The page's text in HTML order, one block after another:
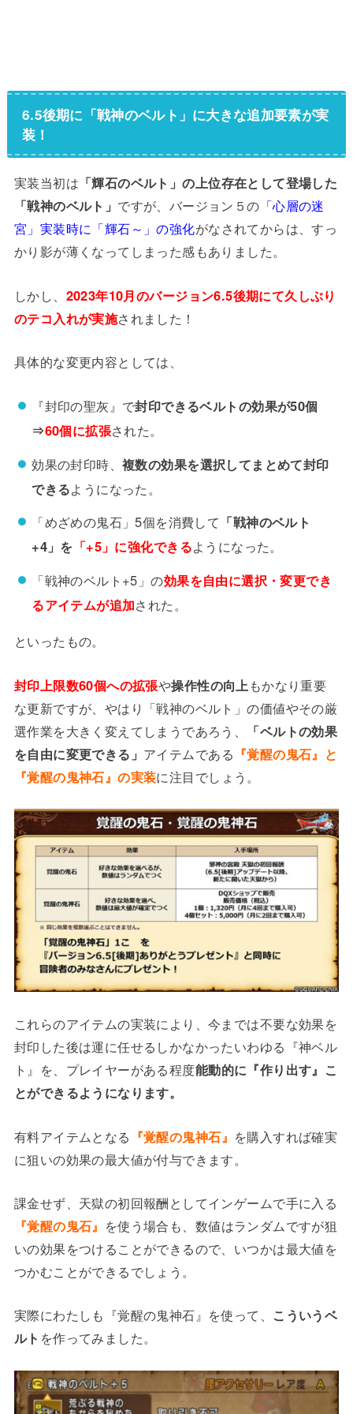
6.5後期に「戦神のベルト」に大きな追加要素が実
装！
実装当初は 「輝石のベルト」の上位存在として登場した
「戦神のベルト」 ですが、バージョン５の 「心層の迷
宮」実装時に「輝石～」の強化がなされてからは、すっ
かり影が薄くなってしまった感もありました。
しかし、 2023年10月のバージョン6.5後期にて久しぶり
のテコ入れが実施されました！
具体的な変更内容としては、
『封印の聖灰』で封印できるベルトの効果が50個
⇒60個に拡張された。
効果の封印時、複数の効果を選択してまとめて封印
できるようになった。
「めざめの鬼石」5個を消費して 「戦神のベルト
+4」を 「+5」に強化できるようになった。
「戦神のベルト+5」の効果を自由に選択・変更でき
るアイテムが追加された。
といったもの。
封印上限数60個への拡張や操作性の向上 もかなり重要
な更新ですが、やはり「戦神のベルト」の価値やその厳
選作業を大きく変えてしまうであろう、
「ベルトの効果
を自由に変更できる」 アイテムである 『覚醒の鬼石』と
『覚醒の鬼神石』の実装に注目でしょう。
これらのアイテムの実装により、今までは不要な効果を
封印した後は運に任せるしかなかったいわゆる『神ベル
ト』を、プレイヤーがある程度能動的に『作り出す』こ
とができるようになります。
有料アイテムとなる 『覚醒の鬼神石』 を購入すれば確実
に狙いの効果の最大値が付与できます。
課金せず、天獄の初回報酬としてインゲームで手に入る
『覚醒の鬼石』 を使う場合も、数値はランダムですが狙
いの効果をつけることができるので、いつかは最大値を
つかむことができるでしょう。
実際にわたしも『覚醒の鬼神石』を使って、 こういうベ
ルト を作ってみました。